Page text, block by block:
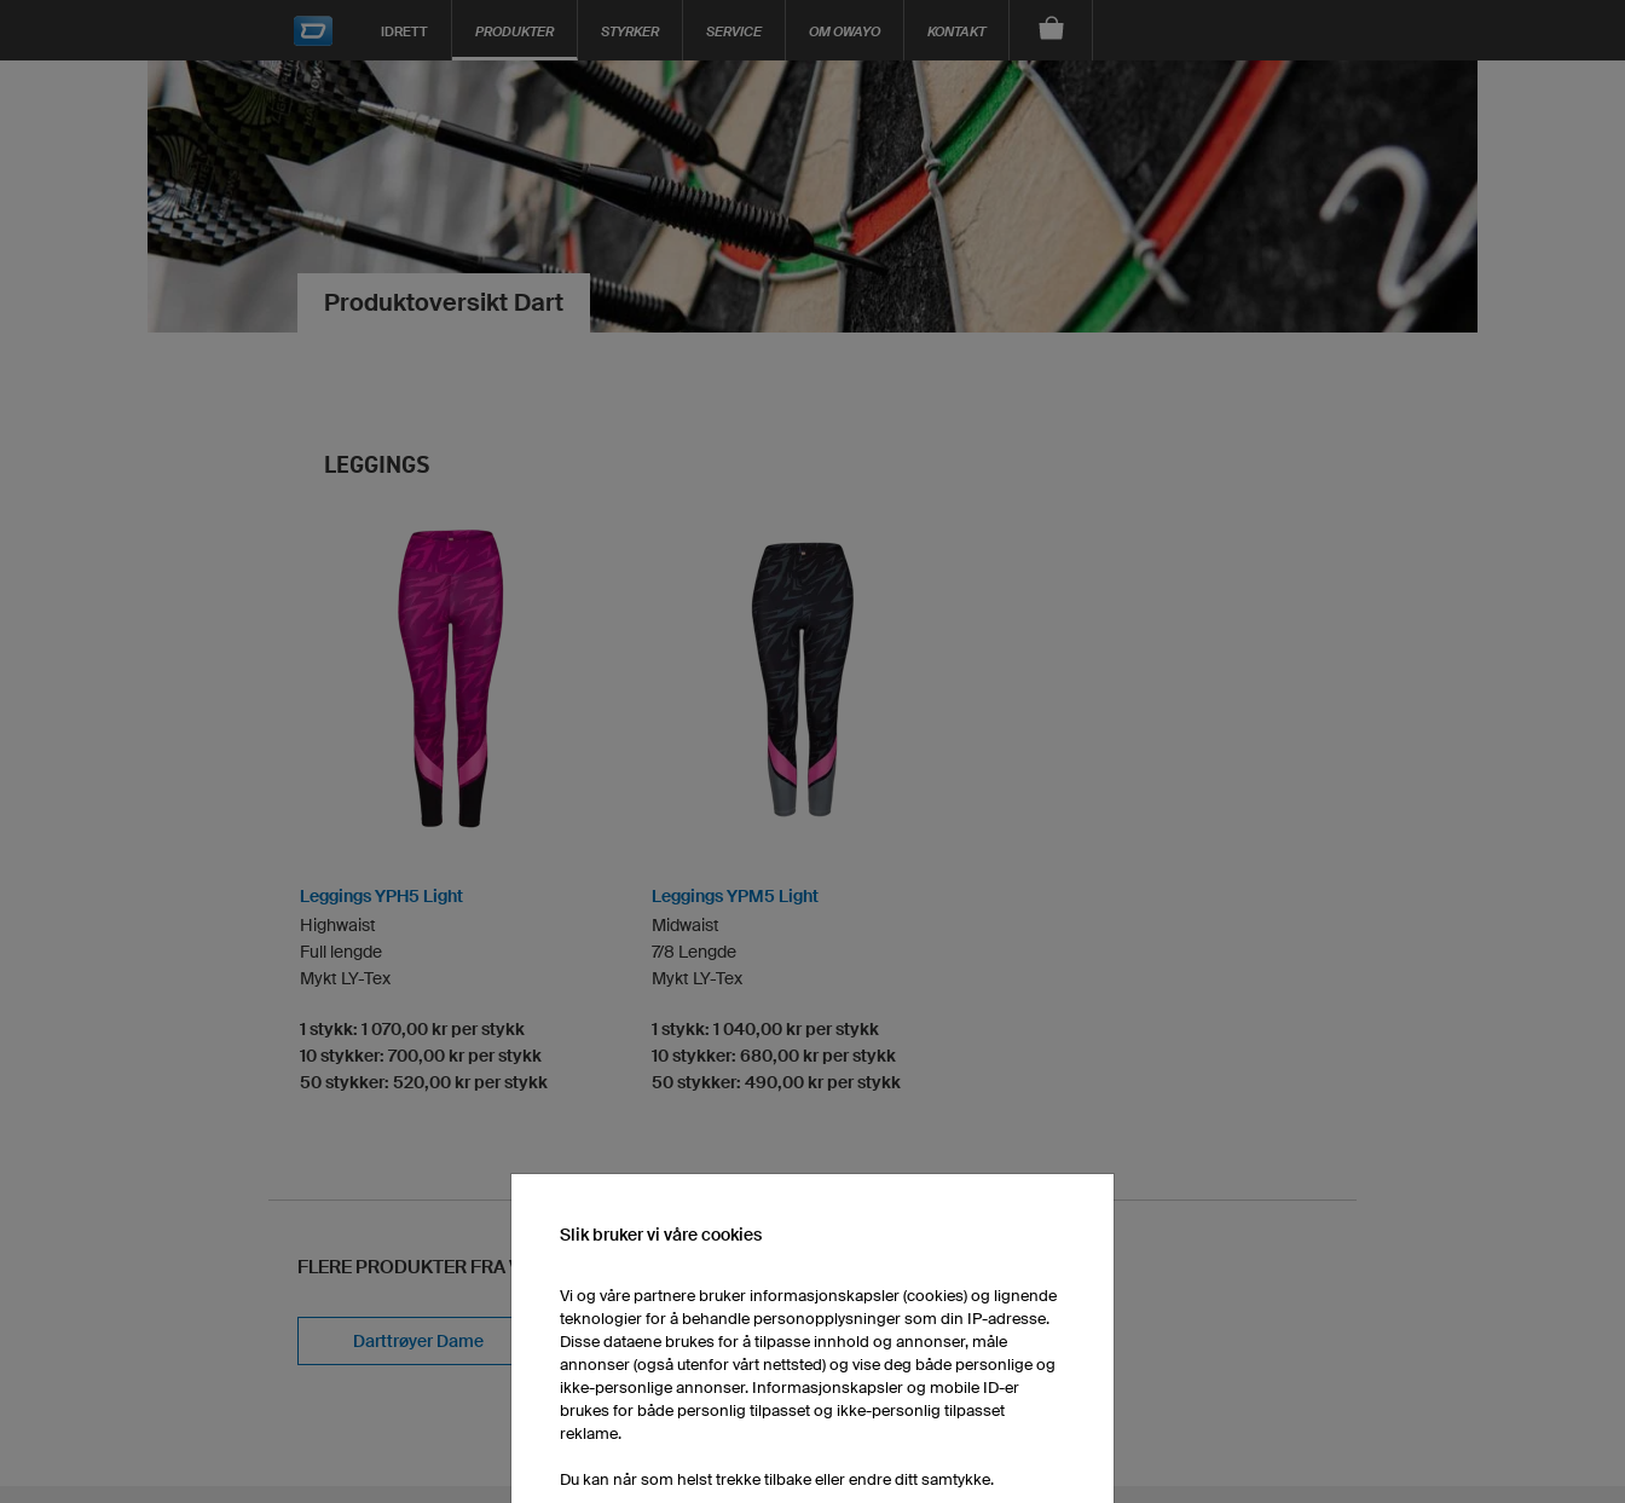
IDRETT PRODUKTER STYRKER SERVICE OM OWAYO KONTAKT
Produktoversikt Dart
LEGGINGS
Leggings YPH5 Light
Highwaist
Full lengde
Mykt LY-Tex
1 stykk: 1 070,00 kr per stykk
10 stykker: 700,00 kr per stykk
50 stykker: 520,00 kr per stykk
Leggings YPM5 Light
Midwaist
7/8 Lengde
Mykt LY-Tex
1 stykk: 1 040,00 kr per stykk
10 stykker: 680,00 kr per stykk
50 stykker: 490,00 kr per stykk
FLERE PRODUKTER FRA VÅRT SORTIMENT
Darttrøyer Dame Design egen darttrøye Darttrøyer Barn
Slik bruker vi våre cookies
Vi og våre partnere bruker informasjonskapsler (cookies) og lignende
teknologier for å behandle personopplysninger som din IP-adresse.
Disse dataene brukes for å tilpasse innhold og annonser, måle
annonser (også utenfor vårt nettsted) og vise deg både personlige og
ikke-personlige annonser. Informasjonskapsler og mobile ID-er
brukes for både personlig tilpasset og ikke-personlig tilpasset
reklame.
Du kan når som helst trekke tilbake eller endre ditt samtykke.